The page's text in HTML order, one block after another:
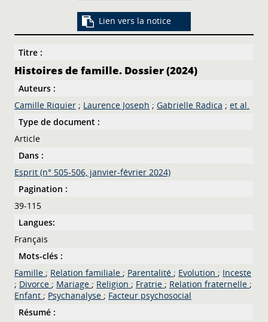
Lien vers la notice
Titre :
Histoires de famille. Dossier (2024)
Auteurs :
Camille Riquier ; Laurence Joseph ;Gabrielle Radica ;et al.
Type de document :
Article
Dans :
Esprit (n° 505-506, janvier-février 2024)
Pagination :
39-115
Langues:
Français
Mots-clés :
Famille ; Relation familiale ; Parentalité ; Evolution ; Inceste
; Divorce ; Mariage ; Religion ; Fratrie ; Relation fraternelle ;
Enfant ; Psychanalyse ; Facteur psychosocial
Résumé :